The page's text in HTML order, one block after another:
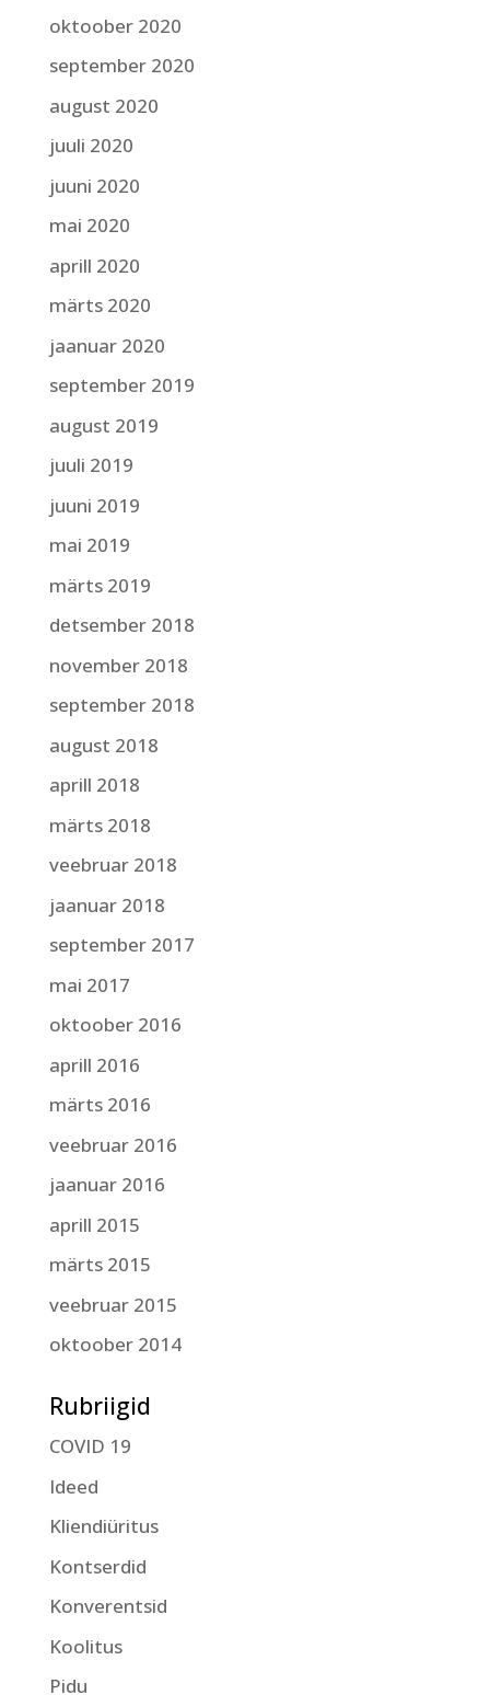
oktoober 2020
september 2020
august 2020
juuli 2020
juuni 2020
mai 2020
aprill 2020
märts 2020
jaanuar 2020
september 2019
august 2019
juuli 2019
juuni 2019
mai 2019
märts 2019
detsember 2018
november 2018
september 2018
august 2018
aprill 2018
märts 2018
veebruar 2018
jaanuar 2018
september 2017
mai 2017
oktoober 2016
aprill 2016
märts 2016
veebruar 2016
jaanuar 2016
aprill 2015
märts 2015
veebruar 2015
oktoober 2014
Rubriigid
COVID 19
Ideed
Kliendiüritus
Kontserdid
Konverentsid
Koolitus
Pidu